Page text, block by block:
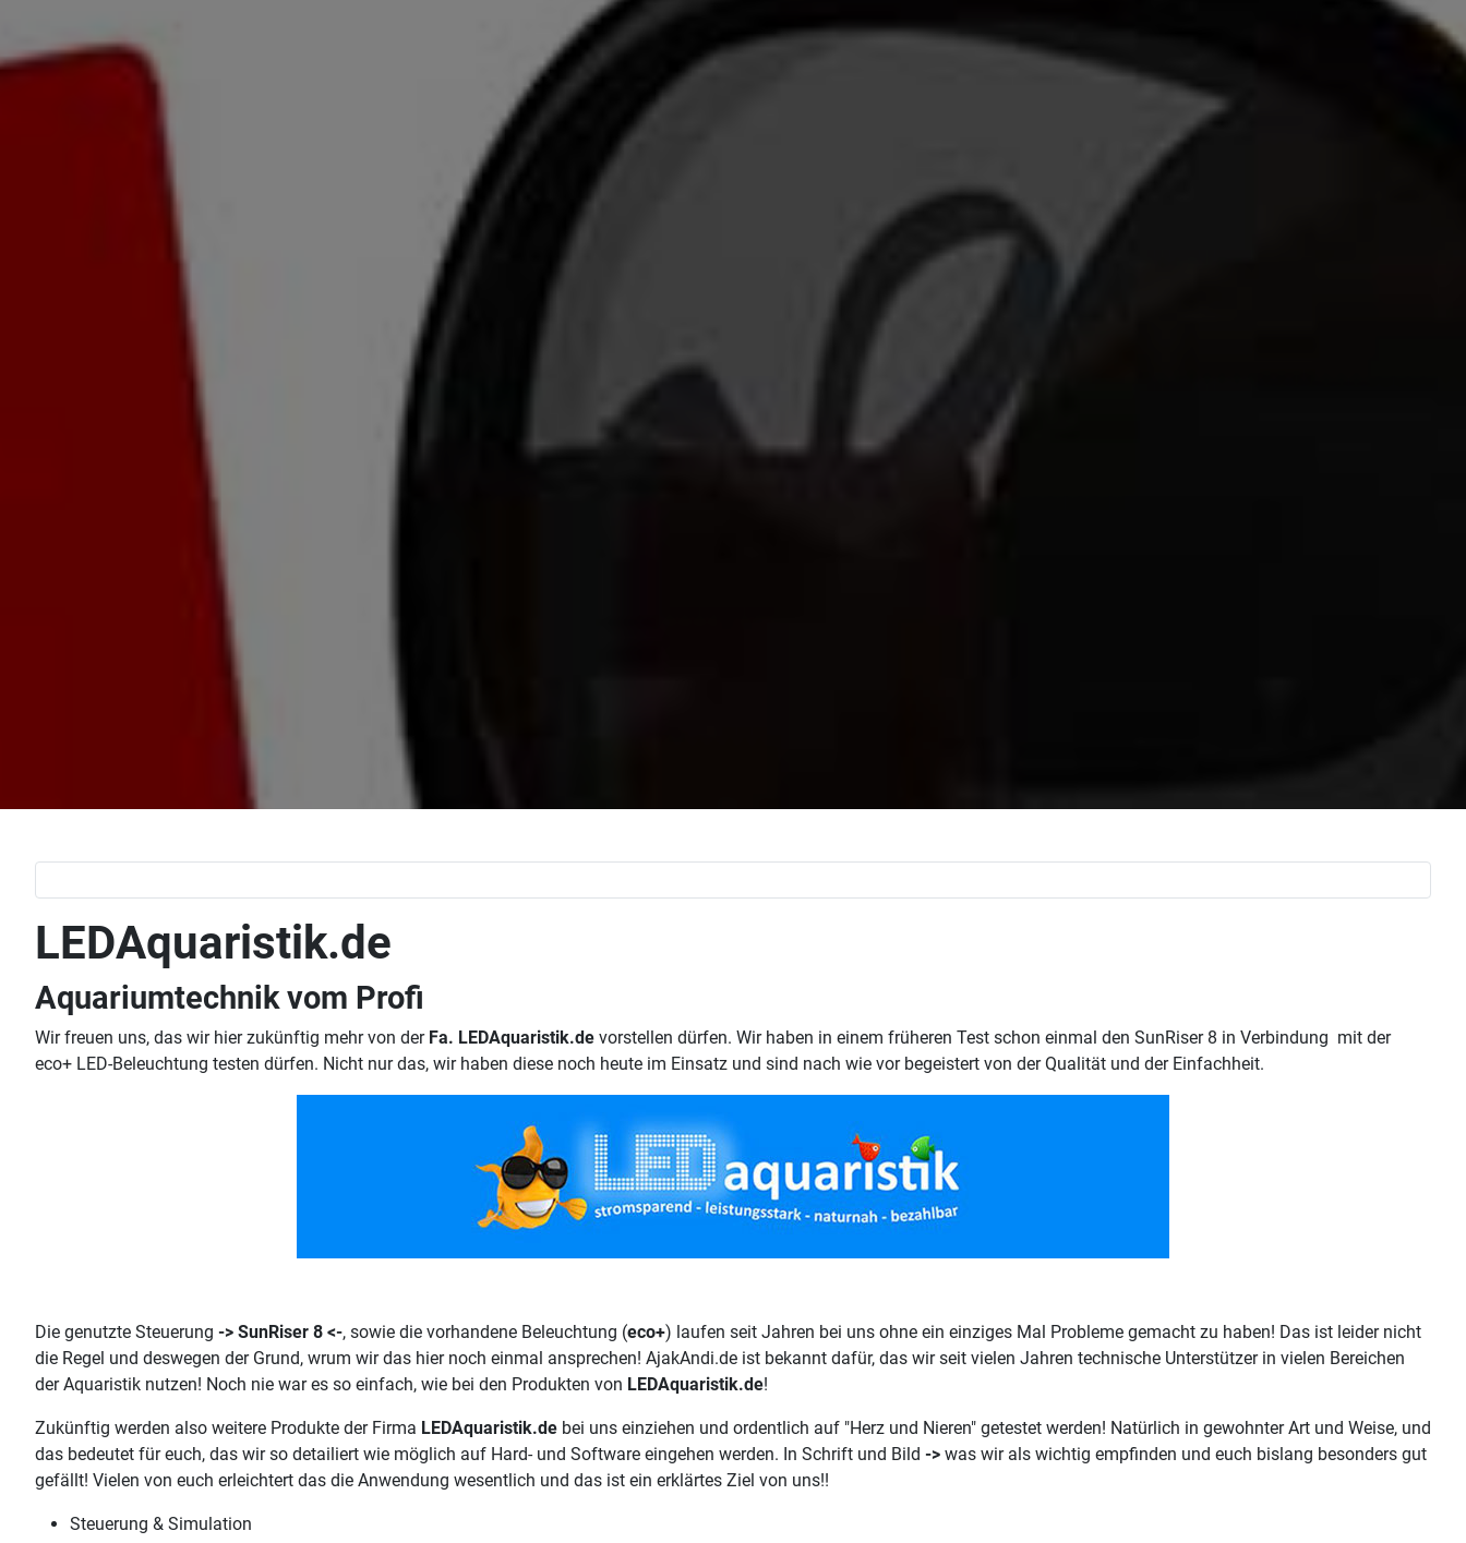
LEDAquaristik.de
Aquariumtechnik vom Profi
Wir freuen uns, das wir hier zukünftig mehr von der Fa. LEDAquaristik.de vorstellen dürfen. Wir haben in einem früheren Test schon einmal den SunRiser 8 in Verbindung mit der
eco+ LED-Beleuchtung testen dürfen. Nicht nur das, wir haben diese noch heute im Einsatz und sind nach wie vor begeistert von der Qualität und der Einfachheit.
Die genutzte Steuerung -> SunRiser 8 <-, sowie die vorhandene Beleuchtung (eco+) laufen seit Jahren bei uns ohne ein einziges Mal Probleme gemacht zu haben! Das ist leider nicht
die Regel und deswegen der Grund, wrum wir das hier noch einmal ansprechen! AjakAndi.de ist bekannt dafür, das wir seit vielen Jahren technische Unterstützer in vielen Bereichen
der Aquaristik nutzen! Noch nie war es so einfach, wie bei den Produkten von LEDAquaristik.de!
Zukünftig werden also weitere Produkte der Firma LEDAquaristik.de bei uns einziehen und ordentlich auf "Herz und Nieren" getestet werden! Natürlich in gewohnter Art und Weise, und
das bedeutet für euch, das wir so detailiert wie möglich auf Hard- und Software eingehen werden. In Schrift und Bild -> was wir als wichtig empfinden und euch bislang besonders gut
gefällt! Vielen von euch erleichtert das die Anwendung wesentlich und das ist ein erklärtes Ziel von uns!!
Steuerung & Simulation